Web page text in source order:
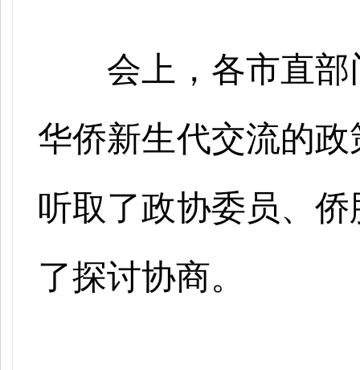
会上，各市直
华侨新生代交流的
听取了政协委员、
了探讨协商。